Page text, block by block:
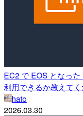
EC2 で EOS となっ
利用できるか教えて
hato
2026.03.30